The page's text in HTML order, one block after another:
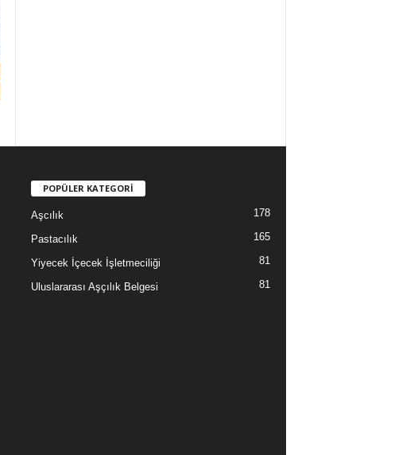
POPÜLER KATEGORİ
Aşcılık 178
Pastacılık 165
Yiyecek İçecek İşletmeciliği 81
Uluslararası Aşçılık Belgesi 81